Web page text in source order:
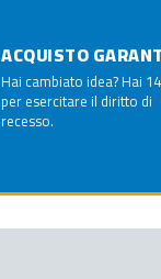
ACQUISTO
Hai cambiato idea? Hai
per esercitare il diritto di
recesso.